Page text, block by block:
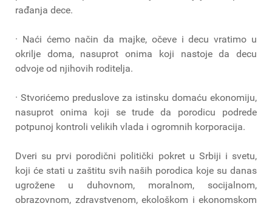
rađanja dece.
· Naći ćemo način da majke, očeve i decu vratimo u
okrilje doma, nasuprot onima koji nastoje da decu
odvoje od njihovih roditelja.
· Stvorićemo preduslove za istinsku domaću ekonomiju,
nasuprot onima koji se trude da porodicu podrede
potpunoj kontroli velikih vlada i ogromnih korporacija.
Dveri su prvi porodični politički pokret u Srbiji i svetu,
koji će stati u zaštitu svih naših porodica koje su danas
ugrožene u duhovnom, moralnom, socijalnom,
obrazovnom, zdravstvenom, ekološkom i ekonomskom